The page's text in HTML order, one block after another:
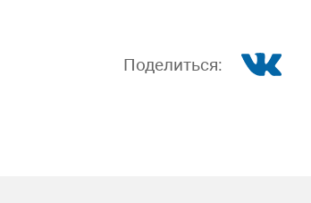
Поделиться: